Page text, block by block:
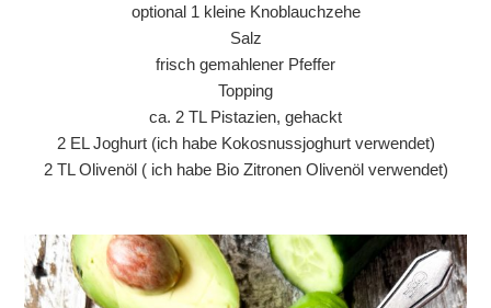
optional 1 kleine Knoblauchzehe
Salz
frisch gemahlener Pfeffer
Topping
ca. 2 TL Pistazien, gehackt
2 EL Joghurt (ich habe Kokosnussjoghurt verwendet)
2 TL Olivenöl ( ich habe Bio Zitronen Olivenöl verwendet)